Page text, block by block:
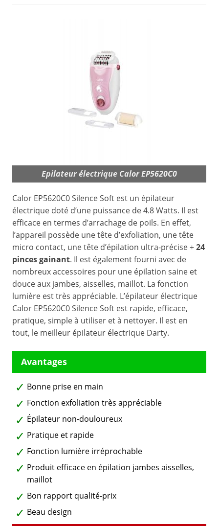
Epilateur électrique Calor EP5620C0
Calor EP5620C0 Silence Soft est un épilateur
électrique doté d’une puissance de 4.8 Watts. Il est
efficace en termes d’arrachage de poils. En effet,
l’appareil possède une tête d’exfoliation, une tête
micro contact, une tête d’épilation ultra-précise +24
pinces gainant. Il est également fourni avec de
nombreux accessoires pour une épilation saine et
douce aux jambes, aisselles, maillot. La fonction
lumière est très appréciable. L’épilateur électrique
Calor EP5620C0 Silence Soft est rapide, efficace,
pratique, simple à utiliser et à nettoyer. Il est en
tout, le meilleur épilateur électrique Darty.
Bonne prise en main
Fonction exfoliation très appréciable
Épilateur non-douloureux
Pratique et rapide
Fonction lumière irréprochable
Produit efficace en épilation jambes aisselles,
maillot
Bon rapport qualité-prix
Beau design